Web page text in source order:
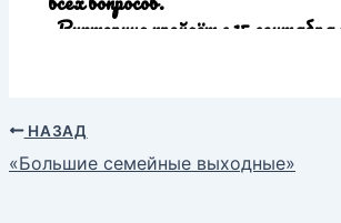
НАЗАД
«Большие семейные выходные»